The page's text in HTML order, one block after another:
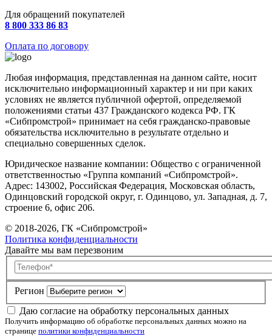
Для обращений покупателей
8 800 333 86 83
Оплата по договору
Любая информация, представленная на данном сайте, носит
исключительно информационный характер и ни при каких
условиях не является публичной офертой, определяемой
положениями статьи 437 Гражданского кодекса РФ. ГК
«Сибпромстрой» принимает на себя гражданско-правовые
обязательства исключительно в результате отдельно и
специально совершенных сделок.
Юридическое название компании: Общество с ограниченной
ответственностью «Группа компаний «Сибпромстрой».
Адрес: 143002, Российская Федерация, Московская область,
Одинцовский городской округ, г. Одинцово, ул. Западная, д. 7,
строение 6, офис 206.
© 2018-2026, ГК «Сибпромстрой»
Политика конфиденциальности
Давайте мы вам перезвоним
Телефон
Регион
Даю согласие на обработку персональных данных
Получить информацию об обработке персональных данных можно на
странице политики конфиденциальности